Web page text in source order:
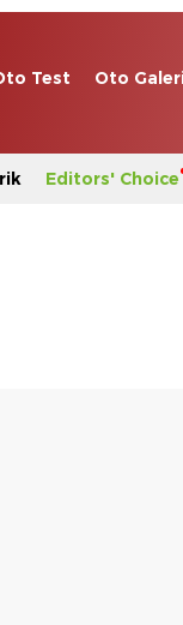
Test Oto
Editors' Choice